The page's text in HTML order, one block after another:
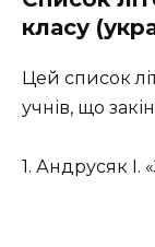
класу
Цей список
учнів, що
1. Андрусяк І.